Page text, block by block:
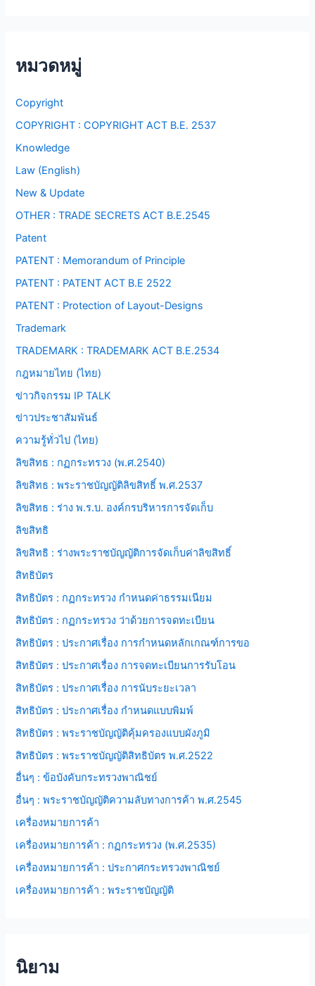
หมวดหมู่
Copyright
COPYRIGHT : COPYRIGHT ACT B.E. 2537
Knowledge
Law (English)
New & Update
OTHER : TRADE SECRETS ACT B.E.2545
Patent
PATENT : Memorandum of Principle
PATENT : PATENT ACT B.E 2522
PATENT : Protection of Layout-Designs
Trademark
TRADEMARK : TRADEMARK ACT B.E.2534
กฎหมายไทย (ไทย)
ข่าวกิจกรรม IP TALK
ข่าวประชาสัมพันธ์
ความรู้ทั่วไป (ไทย)
ลิขสิทธ : กฏกระทรวง (พ.ศ.2540)
ลิขสิทธ : พระราชบัญญัติลิขสิทธิ์ พ.ศ.2537
ลิขสิทธ : ร่าง พ.ร.บ. องค์กรบริหารการจัดเก็บ
ลิขสิทธิ
ลิขสิทธิ : ร่างพระราชบัญญัติการจัดเก็บค่าลิขสิทธิ์
สิทธิบัตร
สิทธิบัตร : กฏกระทรวง กำหนดค่าธรรมเนียม
สิทธิบัตร : กฏกระทรวง ว่าด้วยการจดทะเบียน
สิทธิบัตร : ประกาศเรื่อง การกำหนดหลักเกณฑ์การขอ
สิทธิบัตร : ประกาศเรื่อง การจดทะเบียนการรับโอน
สิทธิบัตร : ประกาศเรื่อง การนับระยะเวลา
สิทธิบัตร : ประกาศเรื่อง กำหนดแบบพิมพ์
สิทธิบัตร : พระราชบัญญัติคุ้มครองแบบผังภูมิ
สิทธิบัตร : พระราชบัญญัติสิทธิบัตร พ.ศ.2522
อื่นๆ : ข้อบังคับกระทรวงพาณิชย์
อื่นๆ : พระราชบัญญัติความลับทางการค้า พ.ศ.2545
เครื่องหมายการค้า
เครื่องหมายการค้า : กฏกระทรวง (พ.ศ.2535)
เครื่องหมายการค้า : ประกาศกระทรวงพาณิชย์
เครื่องหมายการค้า : พระราชบัญญัติ
นิยาม